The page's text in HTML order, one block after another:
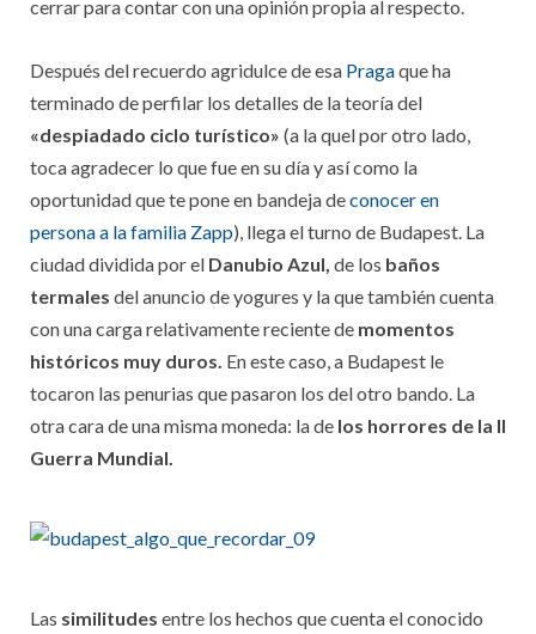
cerrar para contar con una opinión propia al respecto.
Después del recuerdo agridulce de esa Pragaque ha
terminado de perfilar los detalles de la teoría del
«despiadado ciclo turístico» (a la quel por otro lado,
toca agradecer lo que fue en su día y así como la
oportunidad que te pone en bandeja deconocer en
persona a la familia Zapp), llega el turno de Budapest. La
ciudad dividida por el Danubio Azul, de los baños
termales del anuncio de yogures y la que también cuenta
con una carga relativamente reciente de momentos
históricos muy duros. En este caso, a Budapest le
tocaron las penurias que pasaron los del otro bando. La
otra cara de una misma moneda: la de los horrores de la II
Guerra Mundial.
Las similitudes entre los hechos que cuenta el conocido